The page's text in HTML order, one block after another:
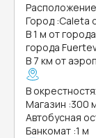
Расположение
Город :Caleta
В 1 м от
города
В 7 км от
В
Магазин :300
Автобусная
Банкомат :1 м